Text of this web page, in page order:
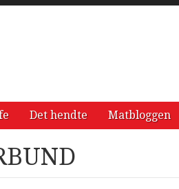
Det hendte Matbloggen